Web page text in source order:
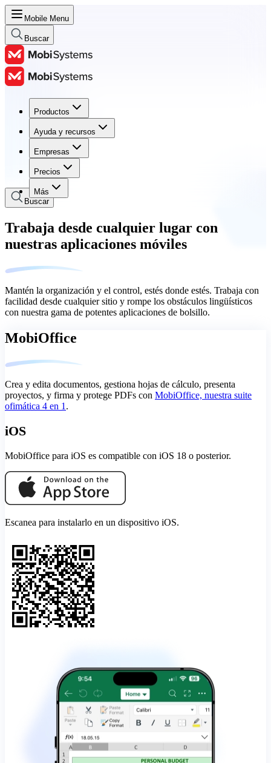
Mobile Menu
Buscar
Productos
Ayuda y recursos
Empresas
Precios
Más
Productos
Ayuda y recursos
Empresas
Precios
Buscar
Trabaja desde cualquier lugar con
nuestras aplicaciones móviles
Mantén la organización y el control, estés donde estés. Trabaja con
facilidad desde cualquier sitio y rompe los obstáculos lingüísticos
con nuestra gama de potentes aplicaciones de bolsillo.
MobiOffice
Crea y edita documentos, gestiona hojas de cálculo, presenta
proyectos, y firma y protege PDFs con MobiOffice, nuestra suite
ofimática 4 en 1 .
iOS
MobiOffice para iOS es compatible con iOS 18 o posterior.
Escanea para instalarlo en un dispositivo iOS.